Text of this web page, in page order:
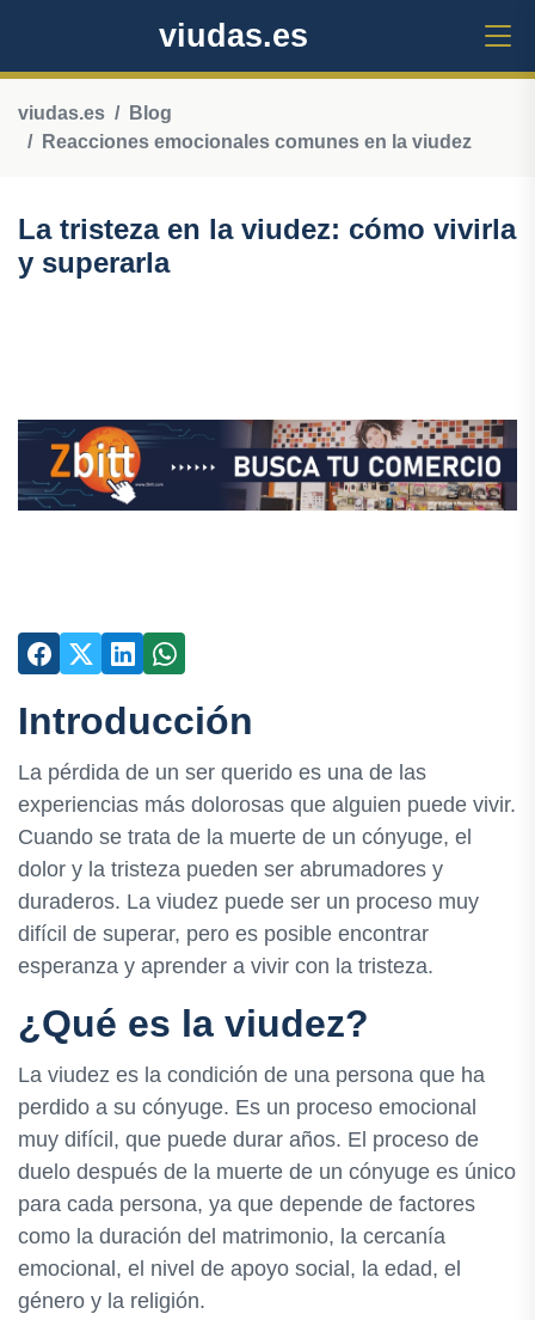
viudas.es
viudas.es
Blog
Reacciones emocionales comunes en la viudez
La tristeza en la viudez: cómo vivirla
y superarla
Introducción
La pérdida de un ser querido es una de las
experiencias más dolorosas que alguien puede vivir.
Cuando se trata de la muerte de un cónyuge, el
dolor y la tristeza pueden ser abrumadores y
duraderos. La viudez puede ser un proceso muy
difícil de superar, pero es posible encontrar
esperanza y aprender a vivir con la tristeza.
¿Qué es la viudez?
La viudez es la condición de una persona que ha
perdido a su cónyuge. Es un proceso emocional
muy difícil, que puede durar años. El proceso de
duelo después de la muerte de un cónyuge es único
para cada persona, ya que depende de factores
como la duración del matrimonio, la cercanía
emocional, el nivel de apoyo social, la edad, el
género y la religión.